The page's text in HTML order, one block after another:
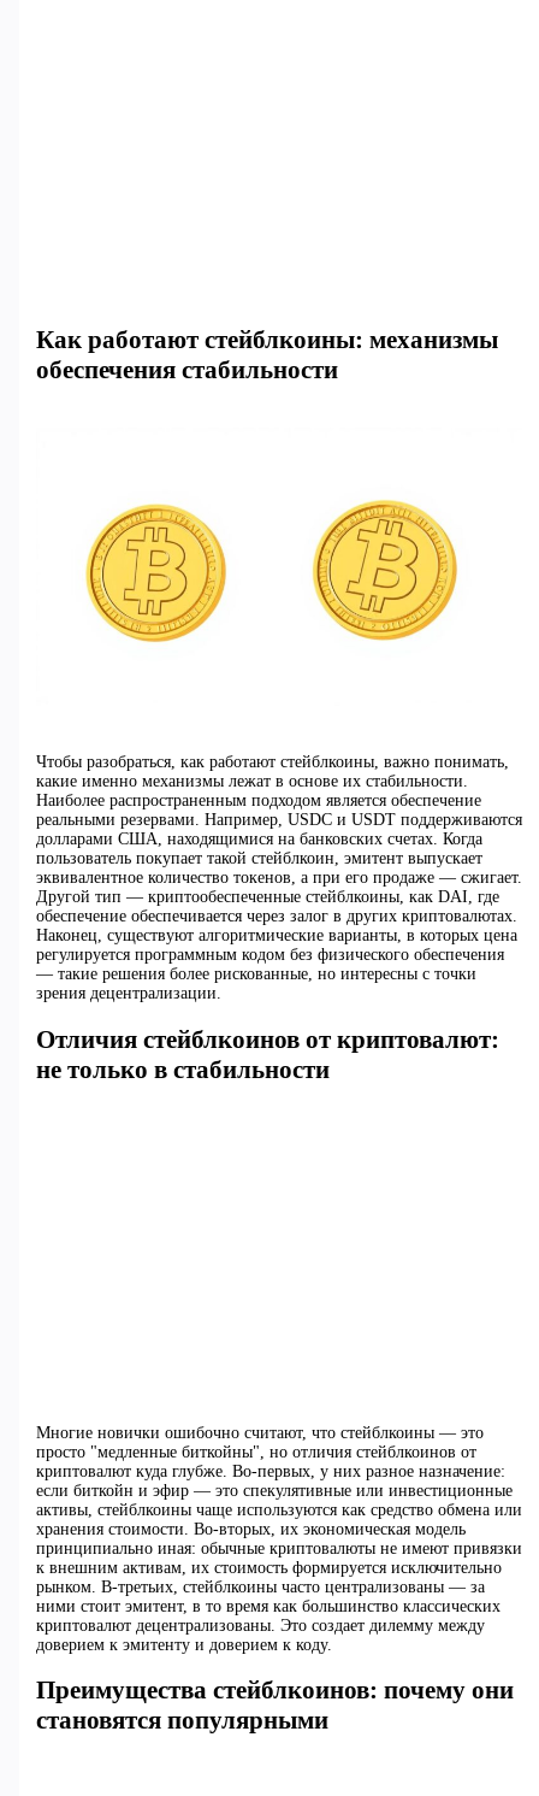
Как работают стейблкоины: механизмы
обеспечения стабильности
Чтобы разобраться, как работают стейблкоины, важно понимать,
какие именно механизмы лежат в основе их стабильности.
Наиболее распространенным подходом является обеспечение
реальными резервами. Например, USDC и USDT поддерживаются
долларами США, находящимися на банковских счетах. Когда
пользователь покупает такой стейблкоин, эмитент выпускает
эквивалентное количество токенов, а при его продаже — сжигает.
Другой тип — криптообеспеченные стейблкоины, как DAI, где
обеспечение обеспечивается через залог в других криптовалютах.
Наконец, существуют алгоритмические варианты, в которых цена
регулируется программным кодом без физического обеспечения
— такие решения более рискованные, но интересны с точки
зрения децентрализации.
Отличия стейблкоинов от криптовалют:
не только в стабильности
Многие новички ошибочно считают, что стейблкоины — это
просто "медленные биткойны", но отличия стейблкоинов от
криптовалют куда глубже. Во-первых, у них разное назначение:
если биткойн и эфир — это спекулятивные или инвестиционные
активы, стейблкоины чаще используются как средство обмена или
хранения стоимости. Во-вторых, их экономическая модель
принципиально иная: обычные криптовалюты не имеют привязки
к внешним активам, их стоимость формируется исключительно
рынком. В-третьих, стейблкоины часто централизованы — за
ними стоит эмитент, в то время как большинство классических
криптовалют децентрализованы. Это создает дилемму между
доверием к эмитенту и доверием к коду.
Преимущества стейблкоинов: почему они
становятся популярными